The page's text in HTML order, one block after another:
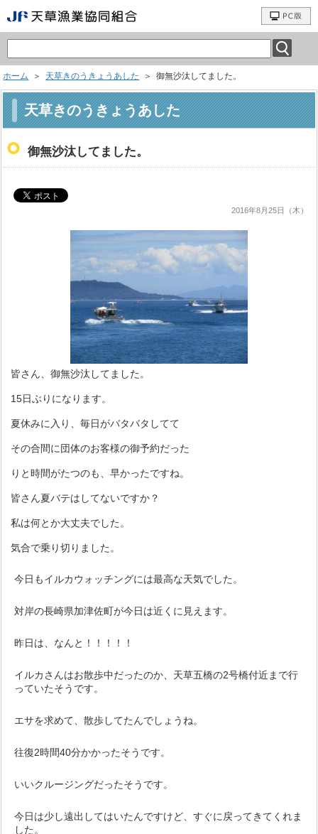
ホーム ＞ 天草きのうきょうあした ＞ 御無沙汰してました。
天草きのうきょうあした
御無沙汰してました。
2016年8月25日（木）
皆さん、御無沙汰してました。
15日ぶりになります。
夏休みに入り、毎日がバタバタしてて
その合間に団体のお客様の御予約だった
りと時間がたつのも、早かったですね。
皆さん夏バテはしてないですか？
私は何とか大丈夫でした。
気合で乗り切りました。
今日もイルカウォッチングには最高な天気でした。
対岸の長崎県加津佐町が今日は近くに見えます。
昨日は、なんと！！！！！
イルカさんはお散歩中だったのか、天草五橋の2号橋付近まで行
っていたそうです。
エサを求めて、散歩してたんでしょうね。
往復2時間40分かかったそうです。
いいクルージングだったそうです。
今日は少し遠出してはいたんですけど、すぐに戻ってきてくれま
した。